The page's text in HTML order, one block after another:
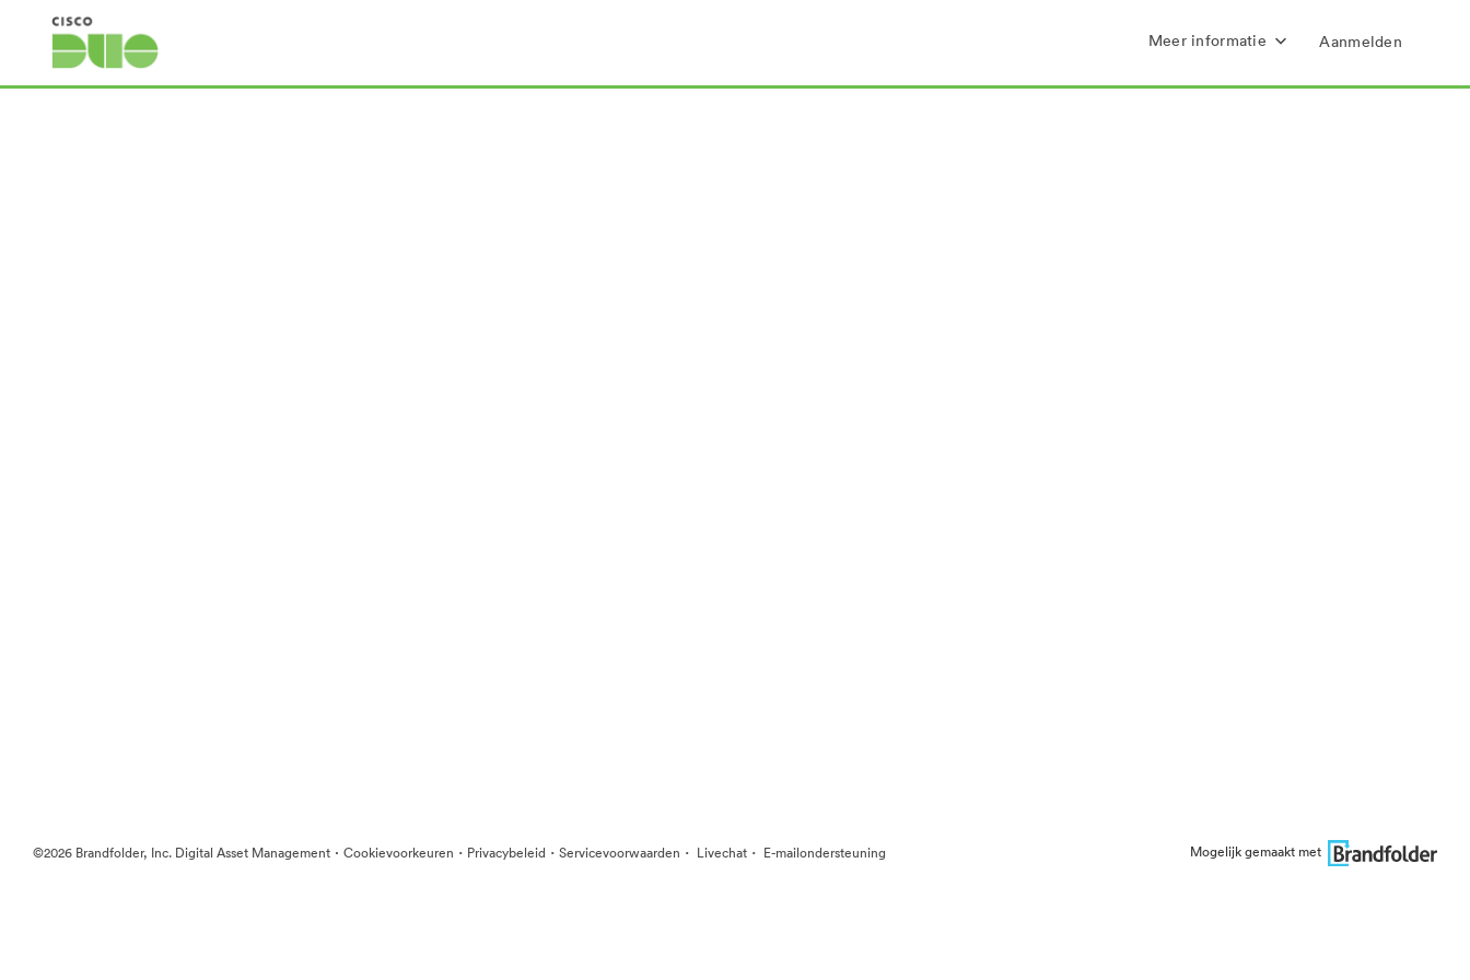
Meer informatie Aanmelden
©2026 Brandfolder, Inc. Digital Asset Management · Cookievoorkeuren · Privacybeleid · Servicevoorwaarden · Livechat · E-mailondersteuning Mogelijk gemaakt met